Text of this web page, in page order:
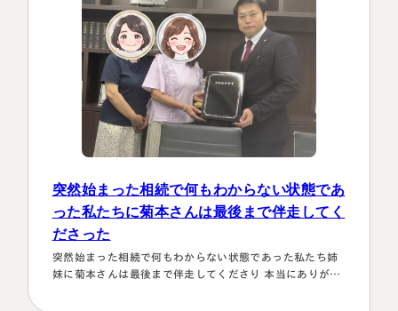
名古屋事務所
450-0002
知県名古屋市中村区名駅三丁目28
Access
大宮事務所
埼玉県さいたま市大宮区桜木町一丁目
195番地1
突然始まった相続で何もわからない状態であ
った私たちに菊本さんは最後まで伴走してく
ださった
突然始まった相続で何もわからない状態であった私たち姉
妹に菊本さんは最後まで伴走してくださり 本当にありがた